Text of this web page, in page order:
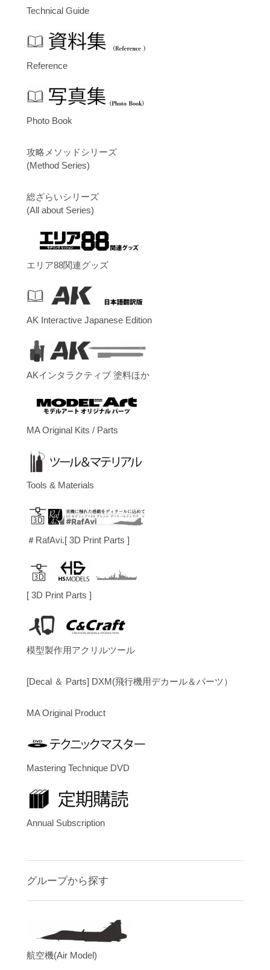
Technical Guide
Reference
Photo Book
攻略メソッドシリーズ
(Method Series)
総ざらいシリーズ
(All about Series)
エリア88関連グッズ
AK Interactive Japanese Edition
AKインタラクティブ 塗料ほか
MA Original Kits / Parts
Tools & Materials
＃RafAvi.[ 3D Print Parts ]
[ 3D Print Parts ]
模型製作用アクリルツール
[Decal ＆ Parts] DXM(飛行機用デカール＆パーツ）
MA Original Product
Mastering Technique DVD
Annual Subscription
グループから探す
航空機(Air Model)